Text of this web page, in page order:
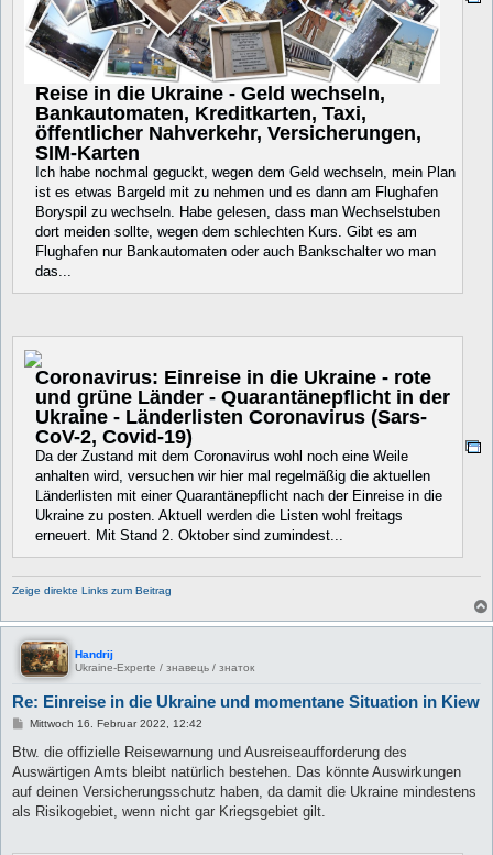
Reise in die Ukraine - Geld wechseln,
Bankautomaten, Kreditkarten, Taxi,
öffentlicher Nahverkehr, Versicherungen,
SIM-Karten
Ich habe nochmal geguckt, wegen dem Geld wechseln, mein Plan
ist es etwas Bargeld mit zu nehmen und es dann am Flughafen
Boryspil zu wechseln. Habe gelesen, dass man Wechselstuben
dort meiden sollte, wegen dem schlechten Kurs. Gibt es am
Flughafen nur Bankautomaten oder auch Bankschalter wo man
das...
Coronavirus: Einreise in die Ukraine - rote
und grüne Länder - Quarantänepflicht in der
Ukraine - Länderlisten Coronavirus (Sars-
CoV-2, Covid-19)
Da der Zustand mit dem Coronavirus wohl noch eine Weile
anhalten wird, versuchen wir hier mal regelmäßig die aktuellen
Länderlisten mit einer Quarantänepflicht nach der Einreise in die
Ukraine zu posten. Aktuell werden die Listen wohl freitags
erneuert. Mit Stand 2. Oktober sind zumindest...
Zeige direkte Links zum Beitrag
Handrij
Ukraine-Experte / знавець / знаток
Re: Einreise in die Ukraine und momentane Situation in Kiew
B
i
r
a
Mittwoch 16. Februar 2022, 12:42
Btw. die offizielle Reisewarnung und Ausreiseaufforderung des
Auswärtigen Amts bleibt natürlich bestehen. Das könnte Auswirkungen
auf deinen Versicherungsschutz haben, da damit die Ukraine mindestens
als Risikogebiet, wenn nicht gar Kriegsgebiet gilt.